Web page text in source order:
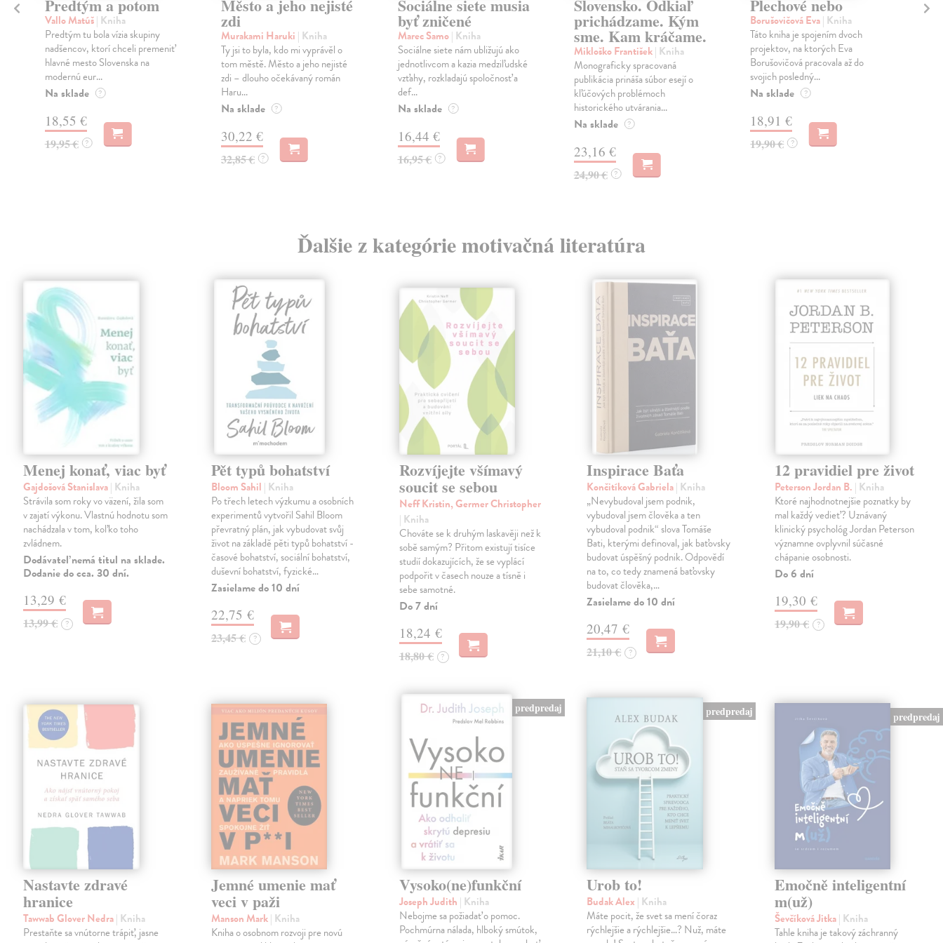
Predtým a potom
Vallo Matúš| Kniha
Predtým tu bola vízia skupiny
nadšencov, ktorí chceli premeniť
hlavné mesto Slovenska na
modernú eur...
Na sklade ?
18,55 €
19,95 € ?
Město a jeho nejisté
zdi
Murakami Haruki | Kniha
Ty jsi to byla, kdo mi vyprávěl o
tom městě. Město a jeho nejisté
zdi – dlouho očekávaný román
Haru...
Na sklade ?
30,22 €
32,85 € ?
Sociálne siete musia
byť zničené
Marec Samo| Kniha
Sociálne siete nám ubližujú ako
jednotlivcom a kazia medziľudské
vzťahy, rozkladajú spoločnosť a
def...
Na sklade ?
16,44 €
16,95 € ?
Slovensko. Odkiaľ
prichádzame. Kým
sme. Kam kráčame.
Mikloško František| Kniha
Monograficky spracovaná
publikácia prináša súbor esejí o
kľúčových problémoch
historického utvárania...
Na sklade ?
23,16 €
24,90 € ?
Plechové nebo
Borušovičová Eva| Kniha
Táto kniha je spojením dvoch
projektov, na ktorých Eva
Borušovičová pracovala až do
svojich posledný...
Na sklade ?
18,91 €
19,90 € ?
Ďalšie z kategórie motivačná literatúra
Menej konať, viac byť
Gajdošová Stanislava| Kniha
Strávila som roky vo väzení, žila som
v zajatí výkonu. Vlastnú hodnotu som
nachádzala v tom, koľko toho
zvládnem.
Dodávateľ nemá titul na sklade.
Dodanie do cca. 30 dní.
13,29 €
13,99 € ?
Pět typů bohatství
Bloom Sahil | Kniha
Po třech letech výzkumu a osobních
experimentů vytvořil Sahil Bloom
převratný plán, jak vybudovat svůj
život na základě pěti typů bohatství -
časové bohatství, sociální bohatství,
duševní bohatství, fyzické…
Zasielame do 10 dní
22,75 €
23,45 € ?
Rozvíjejte všímavý
soucit se sebou
Neff Kristin, Germer Christopher
| Kniha
Chováte se k druhým laskavěji než k
sobě samým? Přitom existují tisíce
studií dokazujících, že se vyplácí
podpořit v časech nouze a tísně i
sebe samotné.
Do 7 dní
18,24 €
18,80 € ?
Inspirace Baťa
Končitíková Gabriela| Kniha
„Nevybudoval jsem podnik,
vybudoval jsem člověka a ten
vybudoval podnik“ slova Tomáše
Bati, kterými definoval, jak baťovsky
budovat úspěšný podnik. Odpovědí
na to, co tedy znamená baťovsky
budovat člověka,…
Zasielame do 10 dní
20,47 €
21,10 € ?
12 pravidiel pre život
Peterson Jordan B. | Kniha
Ktoré najhodnotnejšie poznatky by
mal každý vedieť? Uznávaný
klinický psychológ Jordan Peterson
významne ovplyvnil súčasné
chápanie osobnosti.
Do 6 dní
19,30 €
19,90 € ?
Nastavte zdravé
hranice
Tawwab Glover Nedra| Kniha
Prestaňte sa vnútorne trápiť, jasne
Jemné umenie mať
veci v paži
Manson Mark| Kniha
Kniha o osobnom rozvoji pre novú
predpredaj
Vysoko(ne)funkční
Joseph Judith | Kniha
Nebojme sa požiadať o pomoc.
Pochmúrna nálada, hlboký smútok,
predpredaj
Urob to!
Budak Alex | Kniha
Máte pocit, že svet sa mení čoraz
rýchlejšie a rýchlejšie…? Nuž, máte
predpredaj
Emočně inteligentní
m(už)
Ševčíková Jitka| Kniha
Tahle kniha je takový záchranný